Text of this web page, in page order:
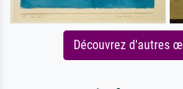
Découvrez d'autres